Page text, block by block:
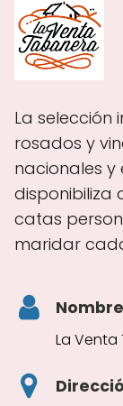
La selección
rosados y
nacionales y
disponibiliza
catas
maridar
Nombre
La